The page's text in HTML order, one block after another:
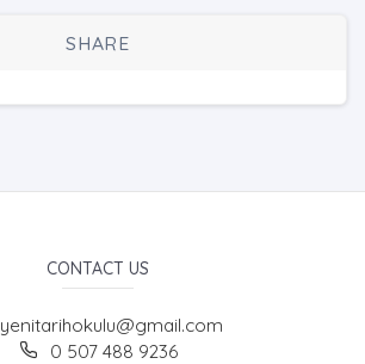
SHARE
CONTACT US
yenitarihokulu@gmail.com
0 507 488 9236